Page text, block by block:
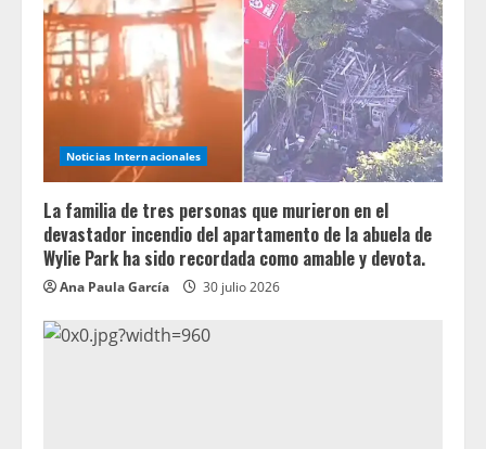
Noticias Internacionales
La familia de tres personas que murieron en el
devastador incendio del apartamento de la abuela de
Wylie Park ha sido recordada como amable y devota.
Ana Paula García 30 julio 2026